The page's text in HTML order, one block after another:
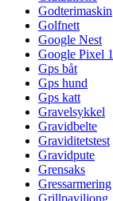
Godterimaskin
Golfnett
Google Nest
Google Pixel
Gps båt
Gps hund
Gps katt
Gravelsykkel
Gravidbelte
Graviditetstest
Gravidpute
Grensaks
Gressarmering
Grillpaviljong